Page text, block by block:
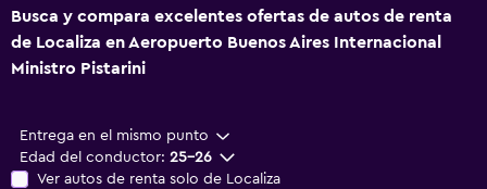
Busca y compara excelentes ofertas de autos de renta
de Localiza en Aeropuerto Buenos Aires Internacional
Ministro Pistarini
Entrega en el mismo punto
Edad del conductor: 25-26
Ver autos de renta solo de Localiza